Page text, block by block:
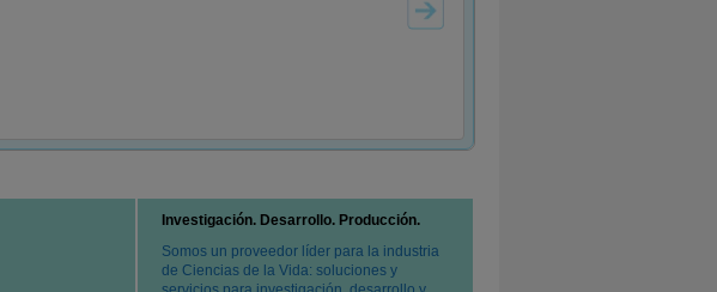
Investigación. Desarrollo. Producción.
Somos un proveedor líder para la industria
de Ciencias de la Vida: soluciones y